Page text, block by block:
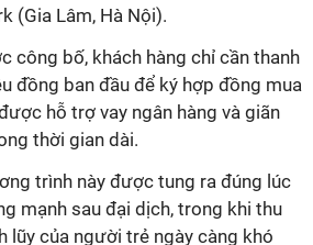
(Gia Lâm, Hà Nội).
công bố, khách hàng chỉ cần thanh
đồng ban đầu để ký hợp đồng mua
hỗ trợ vay ngân hàng và giãn
thời gian dài.
trình này được tung ra đúng lúc
mạnh sau đại dịch, trong khi thu
lũy của người trẻ ngày càng khó